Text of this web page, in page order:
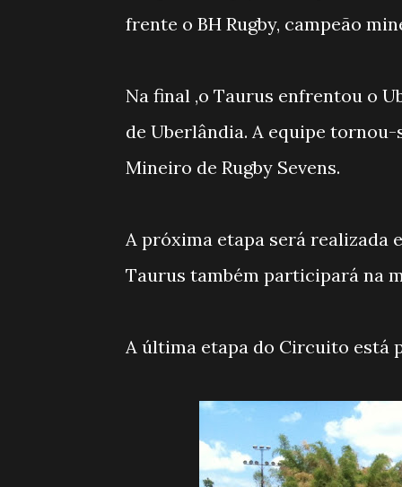
frente o BH Rugby, campeão
Na final ,o Taurus enfrentou o
de Uberlândia. A equipe
Mineiro de Rugby Sevens.
A próxima etapa será realizada
Taurus também participará na
A última etapa do Circuito está